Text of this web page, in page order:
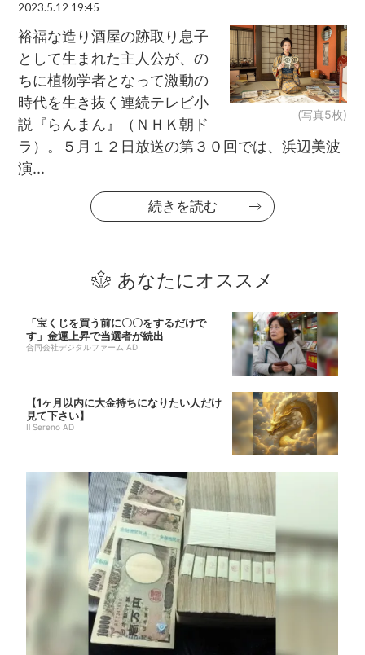
2023.5.12 19:45
(写真5枚)
裕福な造り酒屋の跡取り息子
として生まれた主人公が、の
ちに植物学者となって激動の
時代を生き抜く連続テレビ小
説『らんまん』（ＮＨＫ朝ド
ラ）。５月１２日放送の第３０回では、浜辺美波
演...
続きを読む
あなたにオススメ
「宝くじを買う前に〇〇をするだけで
す」金運上昇で当選者が続出
合同会社デジタルファーム AD
【1ヶ月以内に大金持ちになりたい人だけ
見て下さい】
Il Sereno AD